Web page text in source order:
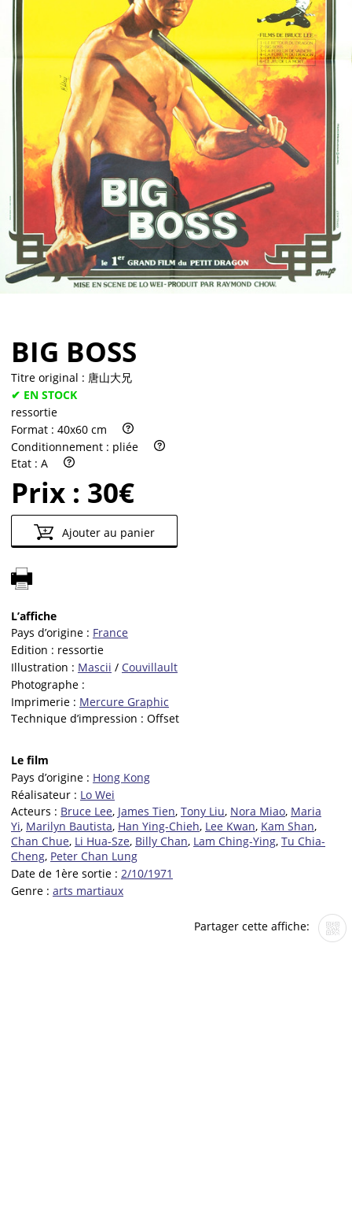
BIG BOSS
Titre original : 唐山大兄
✔ EN STOCK
ressortie
Format : 40x60 cm
Conditionnement : pliée
Etat : A
Prix : 30€
Ajouter au panier
L’affiche
Pays d’origine : France
Edition : ressortie
Illustration : Mascii / Couvillault
Photographe :
Imprimerie : Mercure Graphic
Technique d’impression : Offset
Le film
Pays d’origine : Hong Kong
Réalisateur : Lo Wei
Acteurs : Bruce Lee, James Tien, Tony Liu, Nora Miao, Maria
Yi, Marilyn Bautista, Han Ying-Chieh, Lee Kwan, Kam Shan,
Chan Chue, Li Hua-Sze, Billy Chan, Lam Ching-Ying, Tu Chia-
Cheng, Peter Chan Lung
Date de 1ère sortie : 2/10/1971
Genre : arts martiaux
Partager cette affiche: